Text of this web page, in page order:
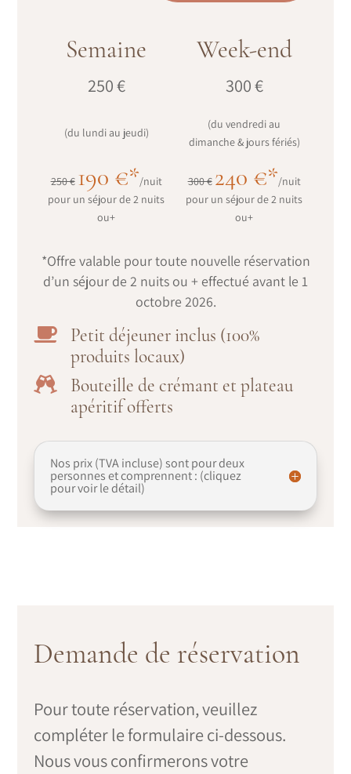
Semaine
250 €
Week-end
300 €
(du lundi au jeudi)
(du vendredi au
dimanche & jours fériés)
250 € 190 €*/nuit
pour un séjour de 2 nuits
ou+
300 € 240 €*/nuit
pour un séjour de 2 nuits
ou+
*Offre valable pour toute nouvelle réservation
d’un séjour de 2 nuits ou + effectué avant le 1
octobre 2026.

Petit déjeuner inclus (100%
produits locaux)

Bouteille de crémant et plateau
apéritif offerts
Nos prix (TVA incluse) sont pour deux
personnes et comprennent : (cliquez
pour voir le détail)
Demande de réservation
Pour toute réservation, veuillez
compléter le formulaire ci-dessous.
Nous vous confirmerons votre